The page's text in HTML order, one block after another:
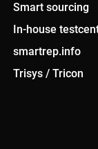
Smart sourcing
In-house
smartrep.info
Trisys / Tricon